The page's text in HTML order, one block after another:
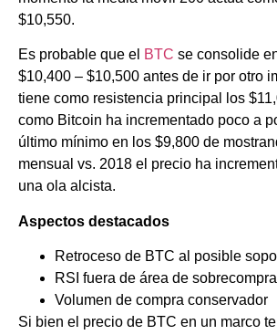
$10,550.
Es probable que el BTC se consolide
$10,400 – $10,500 antes de ir por otro
tiene como resistencia principal los
como Bitcoin ha incrementado poco a
último mínimo en los $9,800 de
mensual vs. 2018 el precio ha
una ola alcista.
Aspectos destacados
Retroceso de BTC al posible
RSI fuera de área de sobrecompra
Volumen de compra conservador
Si bien el precio de BTC en un marco